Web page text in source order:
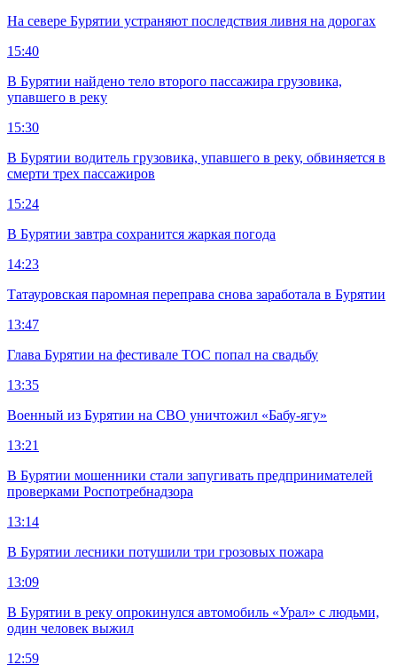
На севере Бурятии устраняют последствия ливня на дорогах
15:40
В Бурятии найдено тело второго пассажира грузовика,
упавшего в реку
15:30
В Бурятии водитель грузовика, упавшего в реку, обвиняется в
смерти трех пассажиров
15:24
В Бурятии завтра сохранится жаркая погода
14:23
Татауровская паромная переправа снова заработала в Бурятии
13:47
Глава Бурятии на фестивале ТОС попал на свадьбу
13:35
Военный из Бурятии на СВО уничтожил «Бабу-ягу»
13:21
В Бурятии мошенники стали запугивать предпринимателей
проверками Роспотребнадзора
13:14
В Бурятии лесники потушили три грозовых пожара
13:09
В Бурятии в реку опрокинулся автомобиль «Урал» с людьми,
один человек выжил
12:59